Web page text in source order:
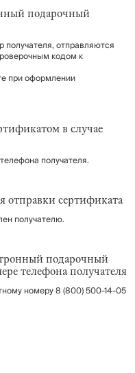
подарочный
отправляются
кодом к
при оформлении
в случае
получателя.
отправки сертификата
получателю.
подарочный
телефона получателя
номеру 8 (800) 500-14-05